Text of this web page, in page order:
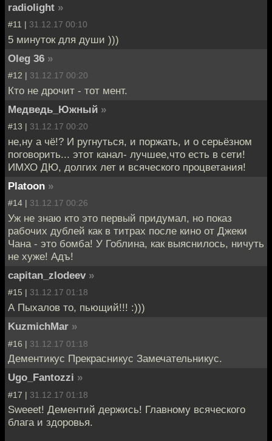
radiolight »
#11 | 31.12.17 00:10
5 минуток для души )))
Oleg 36 »
#12 | 31.12.17 00:20
Кто не дрочит - тот мент.
Медведь_Южный »
#13 | 31.12.17 00:20
не,ну а чё!? И ругнуться, и поржать, и о серьёзном
поговорить... этот канал- лучшее,что есть в сети!
ИМХО ДЮ, долгих лет и всяческого процветания!
Platoon »
#14 | 31.12.17 00:26
Уж не знаю кто это первый придумал, но показ
рабочих дублей как в титрах после кино от Джеки
Чана - это бомба! У Гоблина, как выяснилось, ничуть
не хуже! Адъ!
capitan_zlodeev »
#15 | 31.12.17 01:18
А Пыхалов то, пьющий!!! :)))
KuzmichMar »
#16 | 31.12.17 01:18
Дементикус Прекрасникус Замечательникус.
Ugo_Fantozzi »
#17 | 31.12.17 01:18
Sweeet! Дементий держись! Главному всяческого
блага и здоровья.